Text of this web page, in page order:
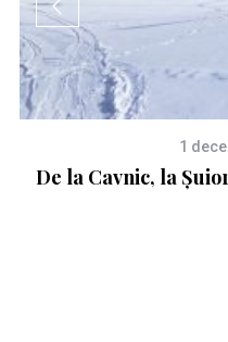
1
De la Cavnic, la